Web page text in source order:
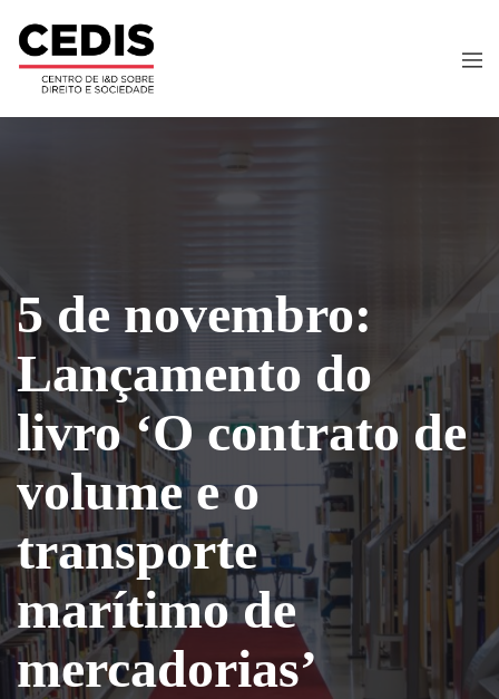
5 de novembro:
Lançamento do
livro ‘O contrato de
volume e o
transporte
marítimo de
mercadorias’